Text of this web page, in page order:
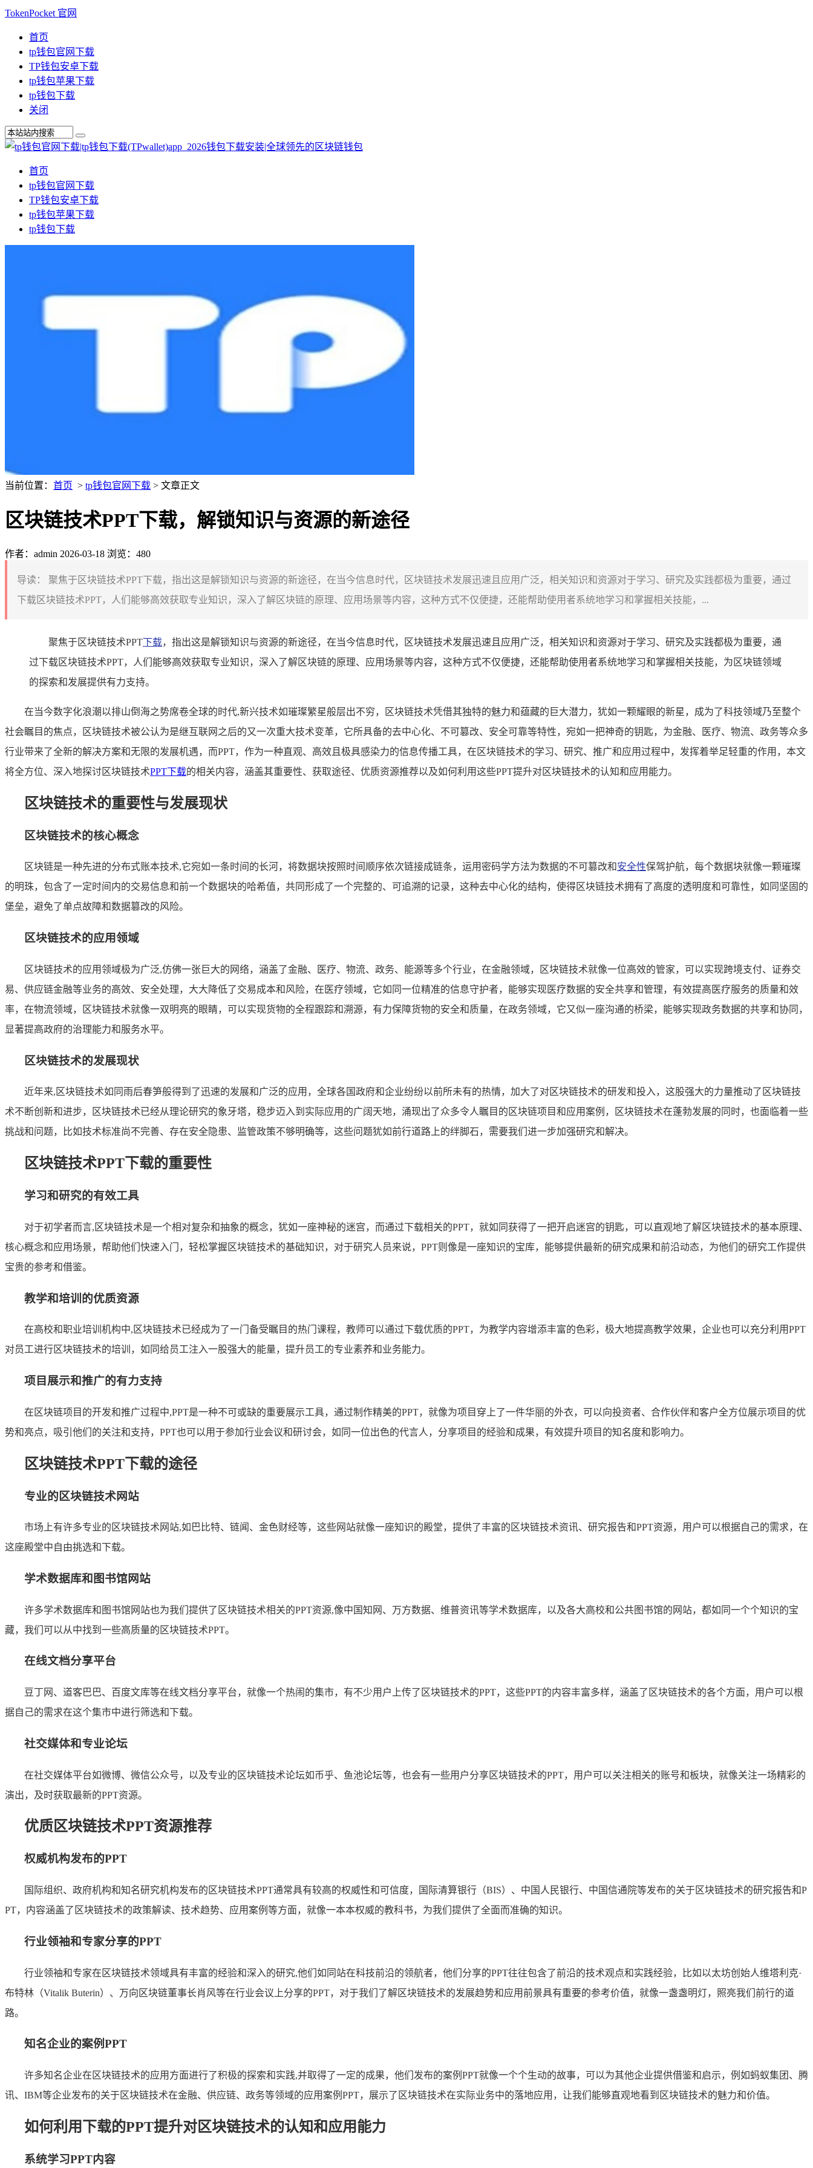
TokenPocket 官网
首页
tp钱包官网下载
TP钱包安卓下载
tp钱包苹果下载
tp钱包下载
关闭
首页
tp钱包官网下载
TP钱包安卓下载
tp钱包苹果下载
tp钱包下载
当前位置： 首页 > tp钱包官网下载 > 文章正文
区块链技术PPT下载，解锁知识与资源的新途径
作者：admin 2026-03-18 浏览：480
导读：
聚焦于区块链技术PPT下载，指出这是解锁知识与资源的新途径，在当今信息时代，区块链技术发展迅速且应用广泛，相关知识和资源对于学习、研究及实践都极为重要，通过
下载区块链技术PPT，人们能够高效获取专业知识，深入了解区块链的原理、应用场景等内容，这种方式不仅便捷，还能帮助使用者系统地学习和掌握相关技能，...
聚焦于区块链技术PPT下载，指出这是解锁知识与资源的新途径，在当今信息时代，区块链技术发展迅速且应用广泛，相关知识和资源对于学习、研究及实践都极为重要，通
过下载区块链技术PPT，人们能够高效获取专业知识，深入了解区块链的原理、应用场景等内容，这种方式不仅便捷，还能帮助使用者系统地学习和掌握相关技能，为区块链领域
的探索和发展提供有力支持。
在当今数字化浪潮以排山倒海之势席卷全球的时代,新兴技术如璀璨繁星般层出不穷，区块链技术凭借其独特的魅力和蕴藏的巨大潜力，犹如一颗耀眼的新星，成为了科技领域乃至整个
社会瞩目的焦点，区块链技术被公认为是继互联网之后的又一次重大技术变革，它所具备的去中心化、不可篡改、安全可靠等特性，宛如一把神奇的钥匙，为金融、医疗、物流、政务等众多
行业带来了全新的解决方案和无限的发展机遇，而PPT，作为一种直观、高效且极具感染力的信息传播工具，在区块链技术的学习、研究、推广和应用过程中，发挥着举足轻重的作用，本文
将全方位、深入地探讨区块链技术PPT下载的相关内容，涵盖其重要性、获取途径、优质资源推荐以及如何利用这些PPT提升对区块链技术的认知和应用能力。
区块链技术的重要性与发展现状
区块链技术的核心概念
区块链是一种先进的分布式账本技术,它宛如一条时间的长河，将数据块按照时间顺序依次链接成链条，运用密码学方法为数据的不可篡改和安全性保驾护航，每个数据块就像一颗璀璨
的明珠，包含了一定时间内的交易信息和前一个数据块的哈希值，共同形成了一个完整的、可追溯的记录，这种去中心化的结构，使得区块链技术拥有了高度的透明度和可靠性，如同坚固的
堡垒，避免了单点故障和数据篡改的风险。
区块链技术的应用领域
区块链技术的应用领域极为广泛,仿佛一张巨大的网络，涵盖了金融、医疗、物流、政务、能源等多个行业，在金融领域，区块链技术就像一位高效的管家，可以实现跨境支付、证券交
易、供应链金融等业务的高效、安全处理，大大降低了交易成本和风险，在医疗领域，它如同一位精准的信息守护者，能够实现医疗数据的安全共享和管理，有效提高医疗服务的质量和效
率，在物流领域，区块链技术就像一双明亮的眼睛，可以实现货物的全程跟踪和溯源，有力保障货物的安全和质量，在政务领域，它又似一座沟通的桥梁，能够实现政务数据的共享和协同，
显著提高政府的治理能力和服务水平。
区块链技术的发展现状
近年来,区块链技术如同雨后春笋般得到了迅速的发展和广泛的应用，全球各国政府和企业纷纷以前所未有的热情，加大了对区块链技术的研发和投入，这股强大的力量推动了区块链技
术不断创新和进步，区块链技术已经从理论研究的象牙塔，稳步迈入到实际应用的广阔天地，涌现出了众多令人瞩目的区块链项目和应用案例，区块链技术在蓬勃发展的同时，也面临着一些
挑战和问题，比如技术标准尚不完善、存在安全隐患、监管政策不够明确等，这些问题犹如前行道路上的绊脚石，需要我们进一步加强研究和解决。
区块链技术PPT下载的重要性
学习和研究的有效工具
对于初学者而言,区块链技术是一个相对复杂和抽象的概念，犹如一座神秘的迷宫，而通过下载相关的PPT，就如同获得了一把开启迷宫的钥匙，可以直观地了解区块链技术的基本原理、
核心概念和应用场景，帮助他们快速入门，轻松掌握区块链技术的基础知识，对于研究人员来说，PPT则像是一座知识的宝库，能够提供最新的研究成果和前沿动态，为他们的研究工作提供
宝贵的参考和借鉴。
教学和培训的优质资源
在高校和职业培训机构中,区块链技术已经成为了一门备受瞩目的热门课程，教师可以通过下载优质的PPT，为教学内容增添丰富的色彩，极大地提高教学效果，企业也可以充分利用PPT
对员工进行区块链技术的培训，如同给员工注入一股强大的能量，提升员工的专业素养和业务能力。
项目展示和推广的有力支持
在区块链项目的开发和推广过程中,PPT是一种不可或缺的重要展示工具，通过制作精美的PPT，就像为项目穿上了一件华丽的外衣，可以向投资者、合作伙伴和客户全方位展示项目的优
势和亮点，吸引他们的关注和支持，PPT也可以用于参加行业会议和研讨会，如同一位出色的代言人，分享项目的经验和成果，有效提升项目的知名度和影响力。
区块链技术PPT下载的途径
专业的区块链技术网站
市场上有许多专业的区块链技术网站,如巴比特、链闻、金色财经等，这些网站就像一座知识的殿堂，提供了丰富的区块链技术资讯、研究报告和PPT资源，用户可以根据自己的需求，在
这座殿堂中自由挑选和下载。
学术数据库和图书馆网站
许多学术数据库和图书馆网站也为我们提供了区块链技术相关的PPT资源,像中国知网、万方数据、维普资讯等学术数据库，以及各大高校和公共图书馆的网站，都如同一个个知识的宝
藏，我们可以从中找到一些高质量的区块链技术PPT。
在线文档分享平台
豆丁网、道客巴巴、百度文库等在线文档分享平台，就像一个热闹的集市，有不少用户上传了区块链技术的PPT，这些PPT的内容丰富多样，涵盖了区块链技术的各个方面，用户可以根
据自己的需求在这个集市中进行筛选和下载。
社交媒体和专业论坛
在社交媒体平台如微博、微信公众号，以及专业的区块链技术论坛如币乎、鱼池论坛等，也会有一些用户分享区块链技术的PPT，用户可以关注相关的账号和板块，就像关注一场精彩的
演出，及时获取最新的PPT资源。
优质区块链技术PPT资源推荐
权威机构发布的PPT
国际组织、政府机构和知名研究机构发布的区块链技术PPT通常具有较高的权威性和可信度，国际清算银行（BIS）、中国人民银行、中国信通院等发布的关于区块链技术的研究报告和P
PT，内容涵盖了区块链技术的政策解读、技术趋势、应用案例等方面，就像一本本权威的教科书，为我们提供了全面而准确的知识。
行业领袖和专家分享的PPT
行业领袖和专家在区块链技术领域具有丰富的经验和深入的研究,他们如同站在科技前沿的领航者，他们分享的PPT往往包含了前沿的技术观点和实践经验，比如以太坊创始人维塔利克·
布特林（Vitalik Buterin）、万向区块链董事长肖风等在行业会议上分享的PPT，对于我们了解区块链技术的发展趋势和应用前景具有重要的参考价值，就像一盏盏明灯，照亮我们前行的道
路。
知名企业的案例PPT
许多知名企业在区块链技术的应用方面进行了积极的探索和实践,并取得了一定的成果，他们发布的案例PPT就像一个个生动的故事，可以为其他企业提供借鉴和启示，例如蚂蚁集团、腾
讯、IBM等企业发布的关于区块链技术在金融、供应链、政务等领域的应用案例PPT，展示了区块链技术在实际业务中的落地应用，让我们能够直观地看到区块链技术的魅力和价值。
如何利用下载的PPT提升对区块链技术的认知和应用能力
系统学习PPT内容